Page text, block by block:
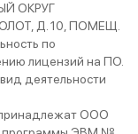
ОКРУГ
Д. 10, ПОМЕЩ.
по
лицензий на ПО.
деятельности
ООО